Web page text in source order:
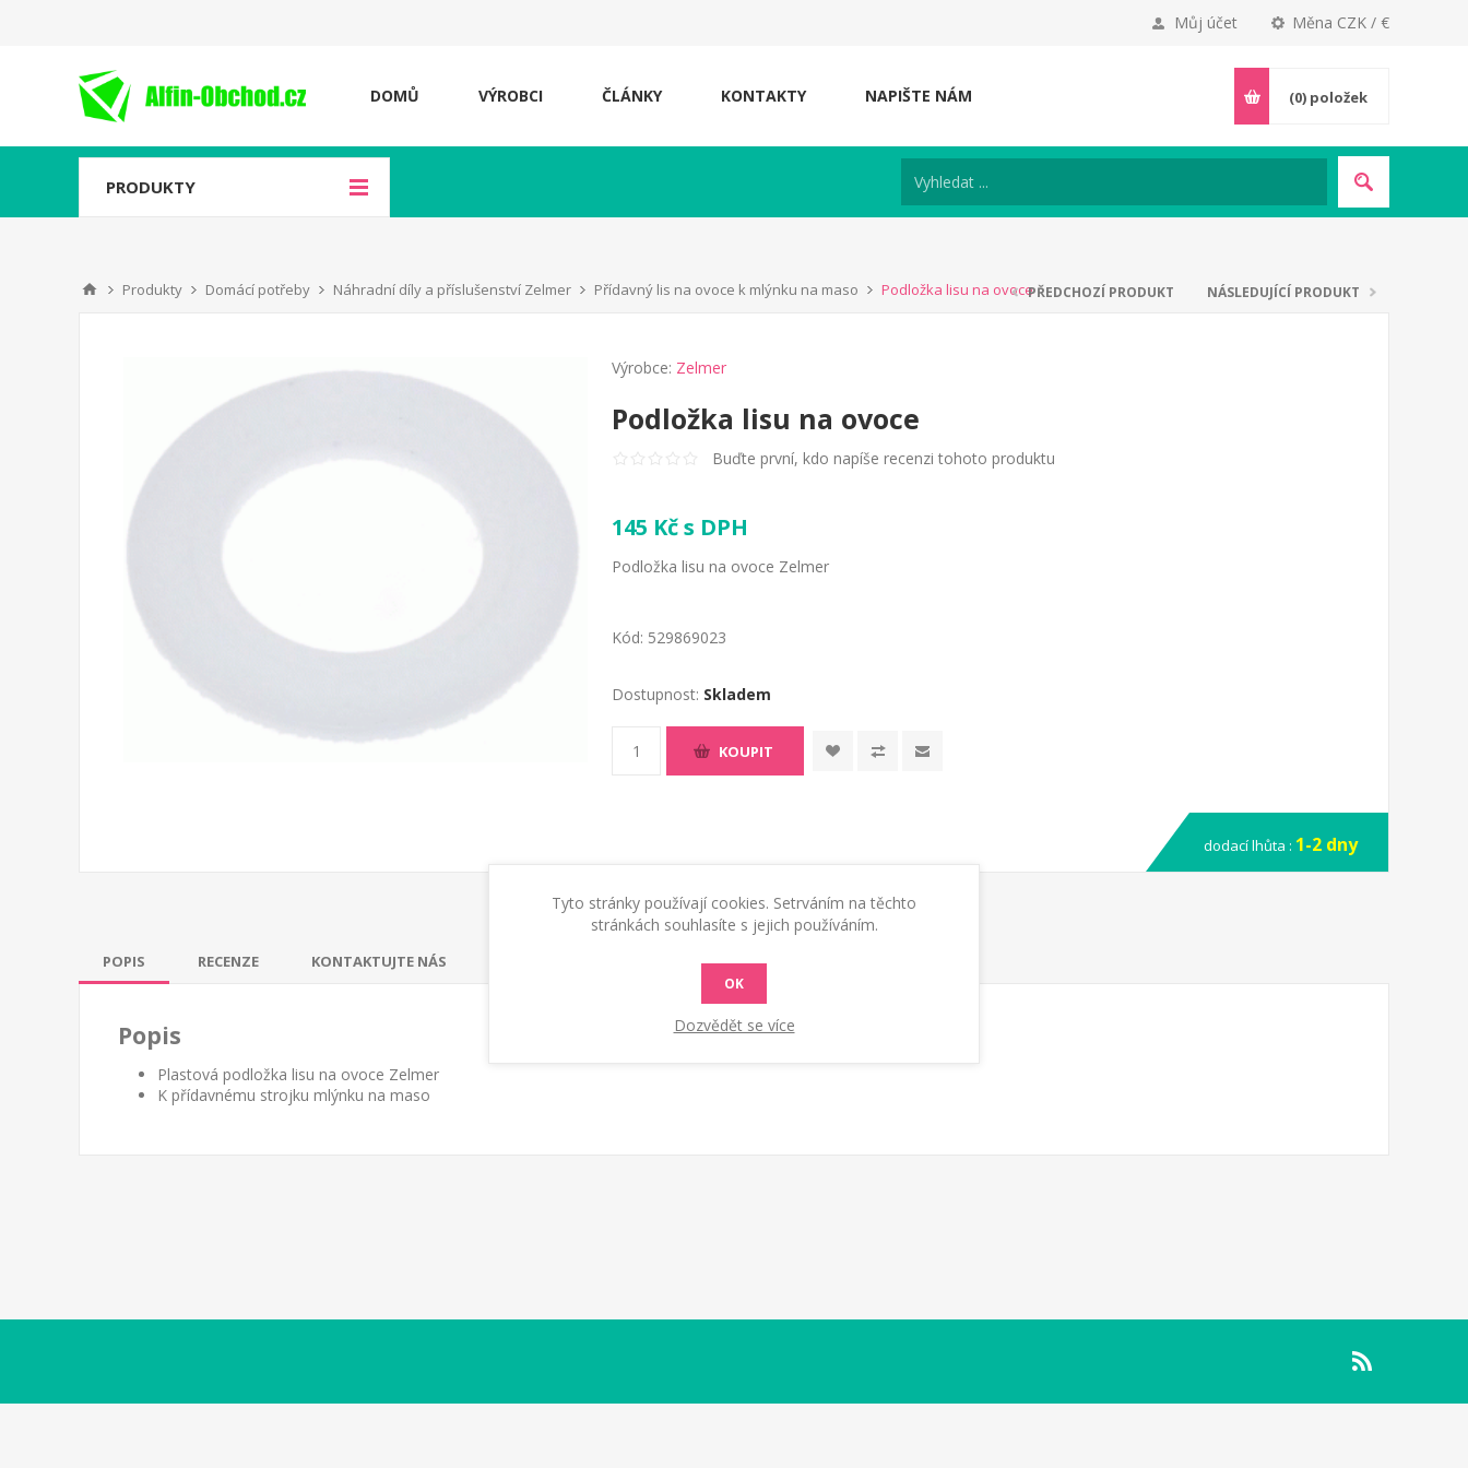
Měna CZK / €
Můj účet
DOMŮ VÝROBCI ČLÁNKY KONTAKTY NAPIŠTE NÁM (0) položek
PRODUKTY
Produkty Domácí potřeby Náhradní díly a příslušenství Zelmer Přídavný lis na ovoce k mlýnku na maso Podložka lisu na ovocePŘEDCHOZÍ PRODUKT NÁSLEDUJÍCÍ PRODUKT
Výrobce: Zelmer
Podložka lisu na ovoce
Buďte první, kdo napíše recenzi tohoto produktu
145 Kč s DPH
Podložka lisu na ovoce Zelmer
Kód: 529869023
Dostupnost: Skladem
KOUPIT
dodací lhůta : 1-2 dny
POPIS RECENZE KONTAKTUJTE NÁS
Popis
Plastová podložka lisu na ovoce Zelmer
K přídavnému strojku mlýnku na maso
Tyto stránky používají cookies. Setrváním na těchto
stránkách souhlasíte s jejich používáním.
OK
Dozvědět se více